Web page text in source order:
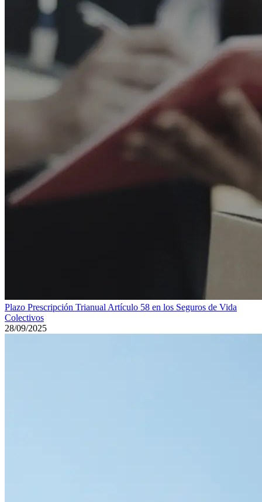
Plazo Prescripción Trianual Artículo 58 en los Seguros de Vida
Colectivos
28/09/2025